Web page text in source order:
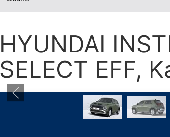
HYUNDAI
SELECT EFF,